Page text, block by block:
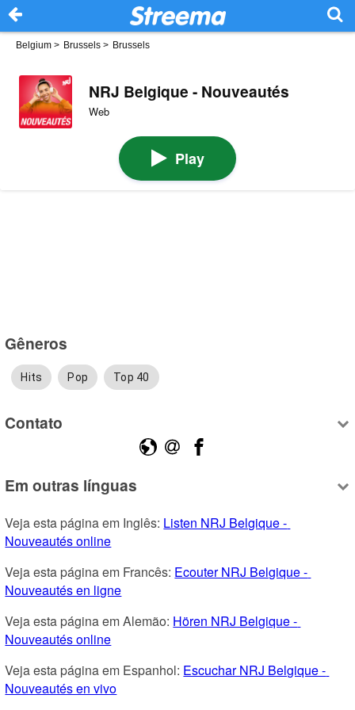
Belgium > Brussels > Brussels
NRJ Belgique - Nouveautés
Web
Play
Gêneros
Hits Pop Top 40
Contato
Em outras línguas
Veja esta página em Inglês: Listen NRJ Belgique -
Nouveautés online
Veja esta página em Francês: Ecouter NRJ Belgique -
Nouveautés en ligne
Veja esta página em Alemão: Hören NRJ Belgique -
Nouveautés online
Veja esta página em Espanhol: Escuchar NRJ Belgique -
Nouveautés en vivo